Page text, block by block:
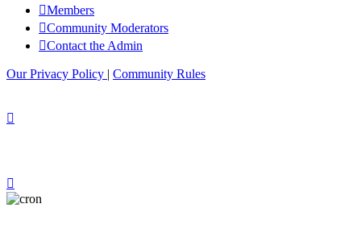
Members
Community Moderators
Contact the Admin
Our Privacy Policy | Community Rules